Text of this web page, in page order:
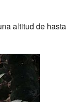
altitud de hasta